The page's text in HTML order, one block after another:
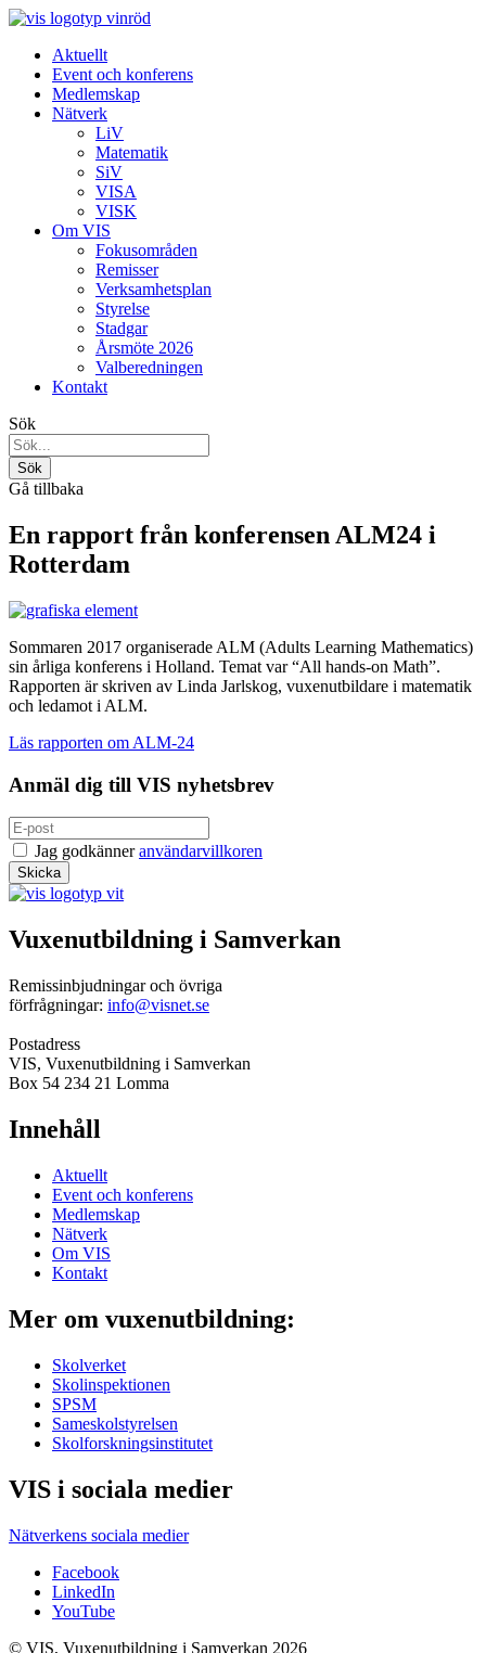
Aktuellt
Event och konferens
Medlemskap
Nätverk
LiV
Matematik
SiV
VISA
VISK
Om VIS
Fokusområden
Remisser
Verksamhetsplan
Styrelse
Stadgar
Årsmöte 2026
Valberedningen
Kontakt
Sök
Gå tillbaka
En rapport från konferensen ALM24 i
Rotterdam
Sommaren 2017 organiserade ALM (Adults Learning Mathematics)
sin årliga konferens i Holland. Temat var “All hands-on Math”.
Rapporten är skriven av Linda Jarlskog, vuxenutbildare i matematik
och ledamot i ALM.
Läs rapporten om ALM-24
Anmäl dig till VIS nyhetsbrev
Jag godkänneranvändarvillkoren
Vuxenutbildning i Samverkan
Remissinbjudningar och övriga
förfrågningar: info@visnet.se
Postadress
VIS, Vuxenutbildning i Samverkan
Box 54 234 21 Lomma
Innehåll
Aktuellt
Event och konferens
Medlemskap
Nätverk
Om VIS
Kontakt
Mer om vuxenutbildning:
Skolverket
Skolinspektionen
SPSM
Sameskolstyrelsen
Skolforskningsinstitutet
VIS i sociala medier
Nätverkens sociala medier
Facebook
LinkedIn
YouTube
© VIS, Vuxenutbildning i Samverkan 2026